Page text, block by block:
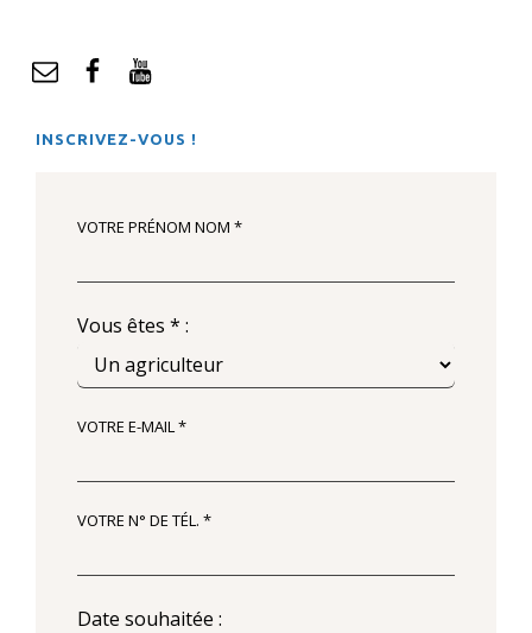
mail FacebookYouTube
INSCRIVEZ-VOUS !
VOTRE PRÉNOM NOM *
Vous êtes * :
VOTRE E-MAIL *
VOTRE N° DE TÉL. *
Date souhaitée :